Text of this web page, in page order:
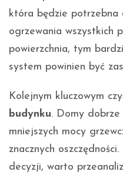
która będzie
ogrzewania wszystkich
powierzchnia, tym
system powinien być
Kolejnym kluczowym
budynku. Domy
mniejszych mocy
znacznych
decyzji, warto